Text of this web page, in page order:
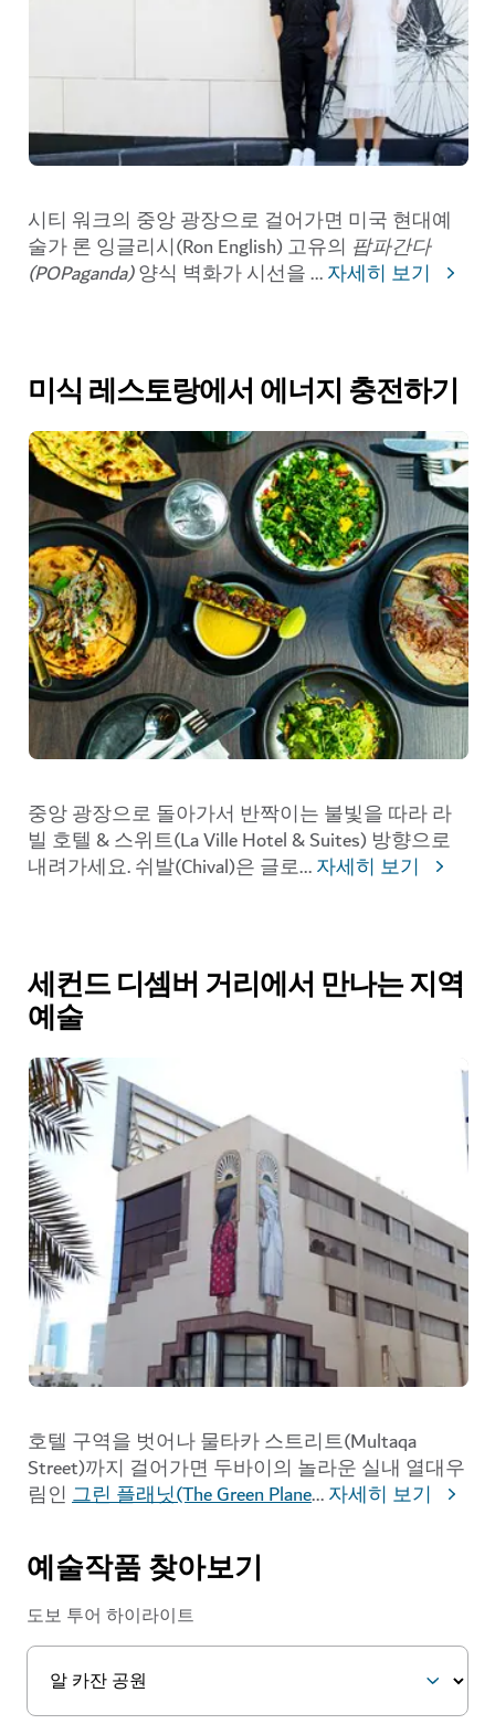
시티 워크의 중앙 광장으로 걸어가면 미국 현대예
술가 론 잉글리시(Ron English) 고유의 팝파간다
(POPaganda)양식 벽화가 시선을...자세히 보기
미식 레스토랑에서 에너지 충전하기
중앙 광장으로 돌아가서 반짝이는 불빛을 따라 라
빌 호텔 & 스위트(La Ville Hotel & Suites) 방향으로
내려가세요. 쉬발(Chival)은 글로...자세히 보기
세컨드 디셈버 거리에서 만나는 지역
예술
호텔 구역을 벗어나 물타카 스트리트(Multaqa
Street)까지 걸어가면 두바이의 놀라운 실내 열대우
림인 그린 플래닛(The Green Plane...자세히 보기
예술작품 찾아보기
도보 투어 하이라이트